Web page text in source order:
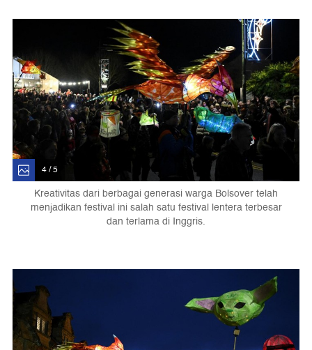
4 / 5
Kreativitas dari berbagai generasi warga Bolsover telah
menjadikan festival ini salah satu festival lentera terbesar
dan terlama di Inggris.